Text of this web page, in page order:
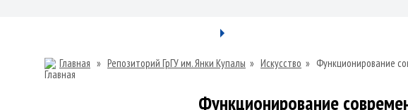
Главная » Репозиторий ГрГУ им. Янки Купалы » Искусство » Функционирование
Функционирование